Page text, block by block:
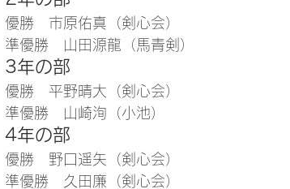
優勝　市原佑真（剣心会）
準優勝　山田源龍（馬青剣）
3年の部
優勝　平野晴大（剣心会）
準優勝　山崎洵（小池）
4年の部
優勝　野口遥矢（剣心会）
準優勝　久田廉（剣心会）